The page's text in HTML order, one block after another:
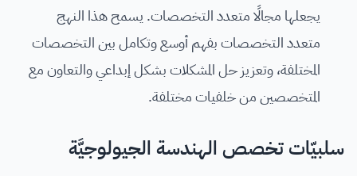
يجعلها مجالًا متعدد التخصصات. يسمح هذا النهج
متعدد التخصصات بفهم أوسع وتكامل بين التخصصات
المختلفة، وتعزيز حل المشكلات بشكل إبداعي والتعاون مع
المتخصصين من خلفيات مختلفة.
سلبيّات تخصص الهندسة الجيولوجيَّة